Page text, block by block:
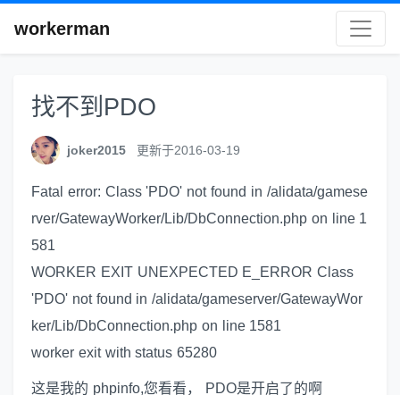
workerman
找不到PDO
joker2015 更新于2016-03-19
Fatal error: Class 'PDO' not found in /alidata/gamese
rver/GatewayWorker/Lib/DbConnection.php on line 1
581
WORKER EXIT UNEXPECTED E_ERROR Class
'PDO' not found in /alidata/gameserver/GatewayWor
ker/Lib/DbConnection.php on line 1581
worker exit with status 65280
这是我的 phpinfo,您看看， PDO是开启了的啊